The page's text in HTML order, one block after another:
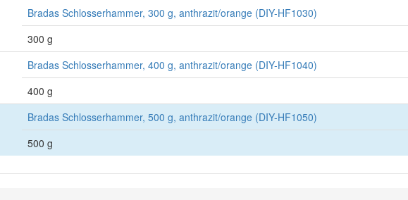
Bradas Schlosserhammer, 300 g, anthrazit/orange (DIY-HF1030)
300 g
Bradas Schlosserhammer, 400 g, anthrazit/orange (DIY-HF1040)
400 g
Bradas Schlosserhammer, 500 g, anthrazit/orange (DIY-HF1050)
500 g